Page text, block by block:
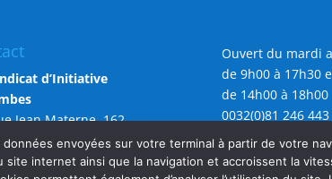
d’Initiative
Jean Materne, 162
(Jambes)
Ouvert du mardi
de 9h00 à 17h30
de 14h00 à 18h00
0032(0)81 246 443
info@sijambes.be
envoyées sur votre terminal à partir de votre
site internet ainsi que la navigation et accroissent la